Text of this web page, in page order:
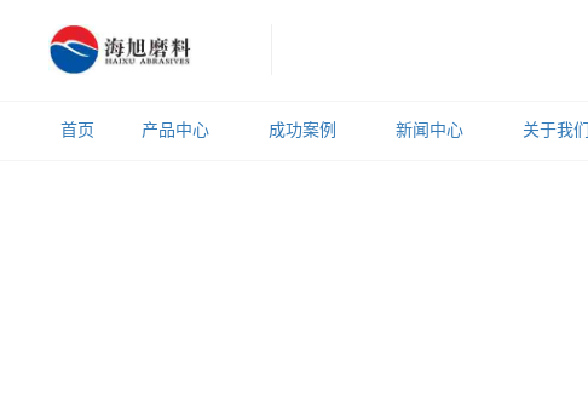
首页 产品中心 成功案例 新闻中心 关于我们